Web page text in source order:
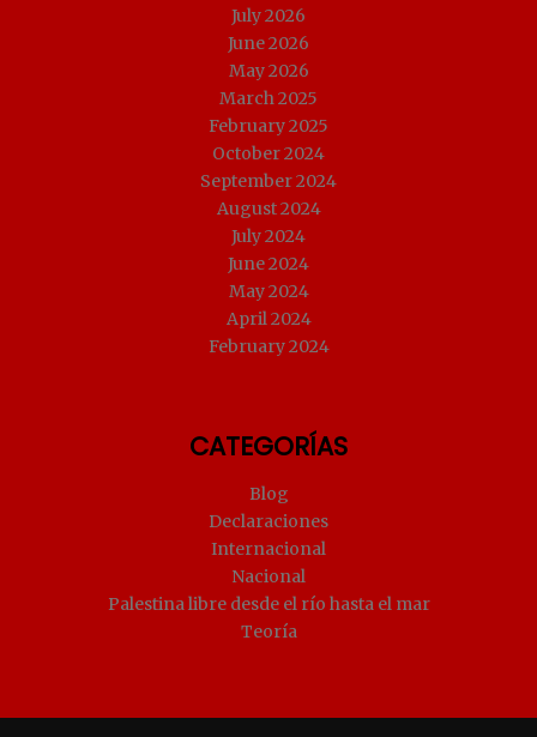
July 2026
June 2026
May 2026
March 2025
February 2025
October 2024
September 2024
August 2024
July 2024
June 2024
May 2024
April 2024
February 2024
CATEGORÍAS
Blog
Declaraciones
Internacional
Nacional
Palestina libre desde el río hasta el mar
Teoría